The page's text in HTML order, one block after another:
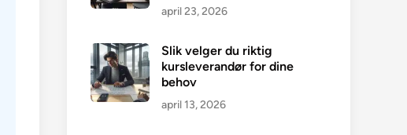
april 23, 2026
Slik velger du riktig
kursleverandør for dine
behov
april 13, 2026